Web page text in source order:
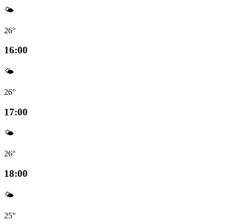
🌤️
26°
16:00
🌤️
26°
17:00
🌤️
26°
18:00
🌤️
25°